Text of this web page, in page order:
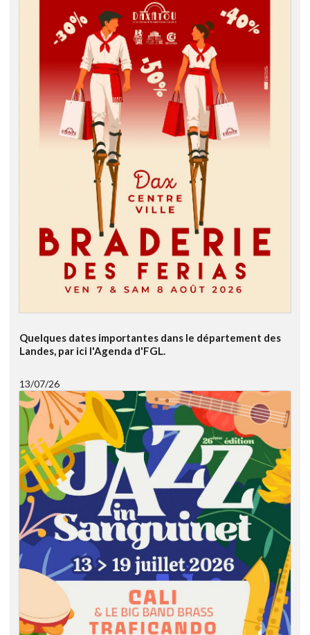
Quelques dates importantes dans le département des
Landes, par ici l'Agenda d'FGL.
13/07/26